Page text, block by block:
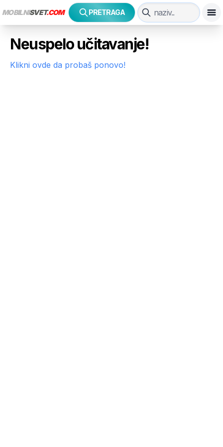
MOBILNISVET.COM PRETRAGA
Neuspelo učitavanje!
Klikni ovde da probaš ponovo!